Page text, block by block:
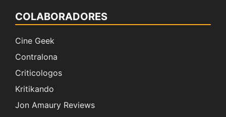
COLABORADORES
Cine Geek
Contralona
Criticologos
Kritikando
Jon Amaury Reviews